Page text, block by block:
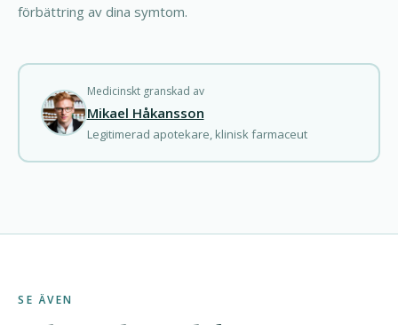
förbättring av dina symtom.
Medicinskt granskad av
Mikael Håkansson
Legitimerad apotekare, klinisk farmaceut
SE ÄVEN